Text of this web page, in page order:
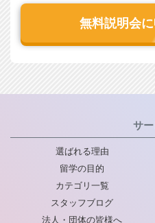
無料説明会
サ
選ばれる理由
留学の目的
カテゴリ一覧
スタッフブログ
法人・団体の皆様へ